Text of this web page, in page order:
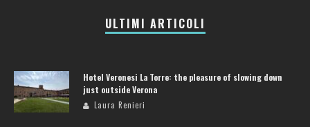
ULTIMI ARTICOLI
Hotel Veronesi La Torre: the pleasure of slowing down
just outside Verona
Laura Renieri